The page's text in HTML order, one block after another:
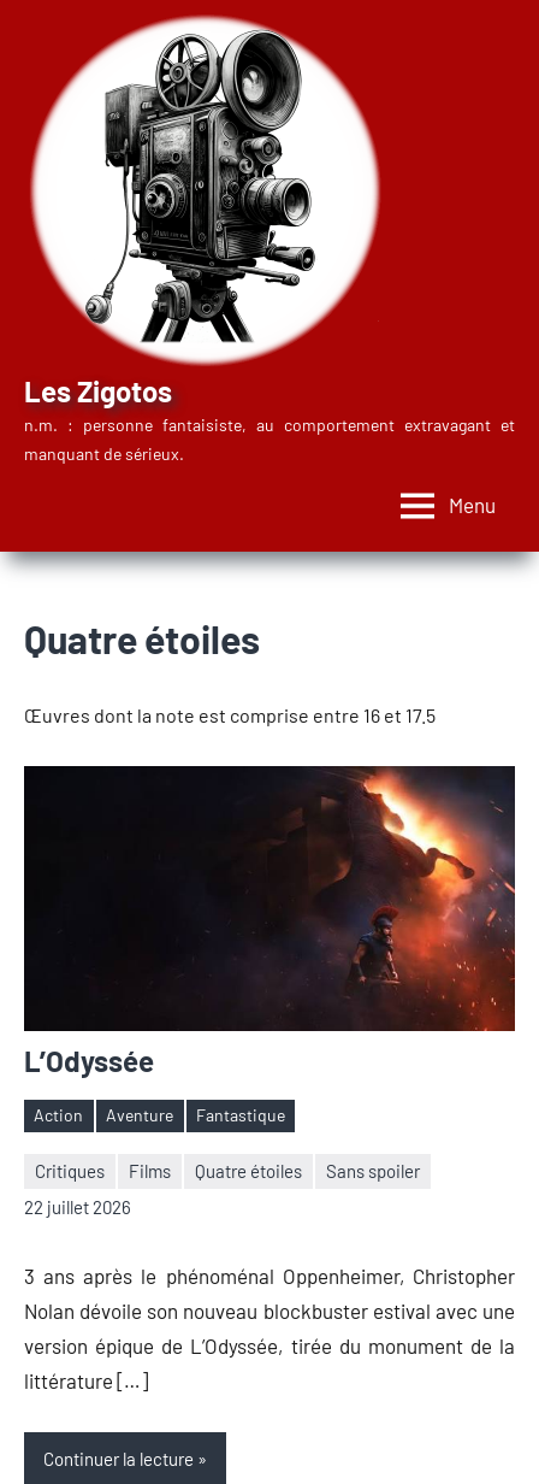
contenu
Les Zigotos
n.m. : personne fantaisiste, au comportement extravagant et
manquant de sérieux.
Menu
Quatre étoiles
Œuvres dont la note est comprise entre 16 et 17.5
L’Odyssée
Étiquettes
Action Aventure Fantastique
Critiques Films Quatre étoiles
Sans spoiler
22 juillet 2026
Nicolas
Aucun
3 ans après le phénoménal Oppenheimer, Christopher
Nolan dévoile son nouveau blockbuster estival avec une
version épique de L’Odyssée, tirée du monument de la
littérature […]
Continuer la lecture